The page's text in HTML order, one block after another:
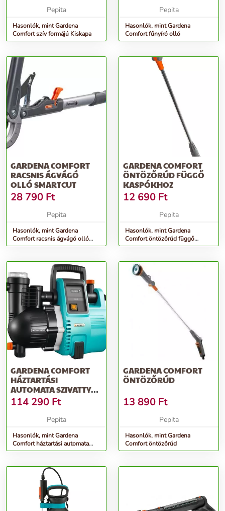
Pepita
Hasonlók, mint Gardena
Comfort szív formájú Kiskapa
Pepita
Hasonlók, mint Gardena
Comfort fűnyíró olló
GARDENA COMFORT
RACSNIS ÁGVÁGÓ
OLLÓ SMARTCUT
28 790 Ft
Pepita
Hasonlók, mint Gardena
Comfort racsnis ágvágó olló
SmartCut
GARDENA COMFORT
ÖNTÖZŐRÚD FÜGGŐ
KASPÓKHOZ
12 690 Ft
Pepita
Hasonlók, mint Gardena
Comfort öntözőrúd függő
kaspókhoz
GARDENA COMFORT
HÁZTARTÁSI
AUTOMATA SZIVATTYÚ
4000/5E
114 290 Ft
Pepita
Hasonlók, mint Gardena
Comfort háztartási automata
szivattyú 4000/5E
GARDENA COMFORT
ÖNTÖZŐRÚD
13 890 Ft
Pepita
Hasonlók, mint Gardena
Comfort öntözőrúd